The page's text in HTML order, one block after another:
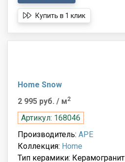
Купить в 1 клик
Home Snow
2 995 руб. / м2
Артикул: 168046
Производитель: APE
Коллекция: Home
Тип керамики: Керамогранит